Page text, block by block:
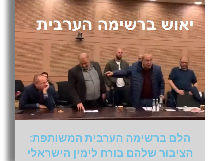
הלם ברשימה הערבית המשותפת:
הציבור שלהם בורח לימין הישראלי